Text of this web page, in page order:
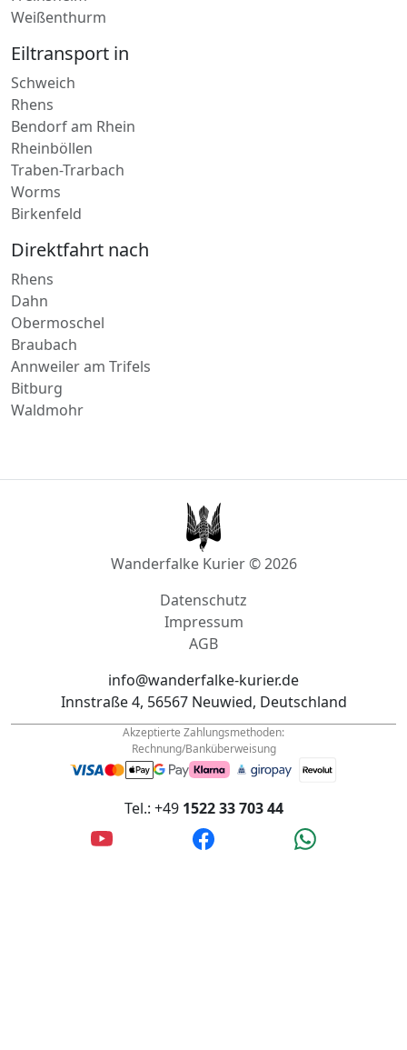
Weißenthurm
Eiltransport in
Schweich
Rhens
Bendorf am Rhein
Rheinböllen
Traben-Trarbach
Worms
Birkenfeld
Direktfahrt nach
Rhens
Dahn
Obermoschel
Braubach
Annweiler am Trifels
Bitburg
Waldmohr
Wanderfalke Kurier © 2026
Datenschutz
Impressum
AGB
info@wanderfalke-kurier.de
Innstraße 4, 56567 Neuwied, Deutschland
Akzeptierte Zahlungsmethoden:
Rechnung/Banküberweisung
Tel.: +49 1522 33 703 44